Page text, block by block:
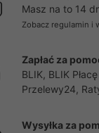
Masz na to 14
Zobacz regulamin i
Zapłać za
BLIK, BLIK
Przelewy24,
Wysyłka za